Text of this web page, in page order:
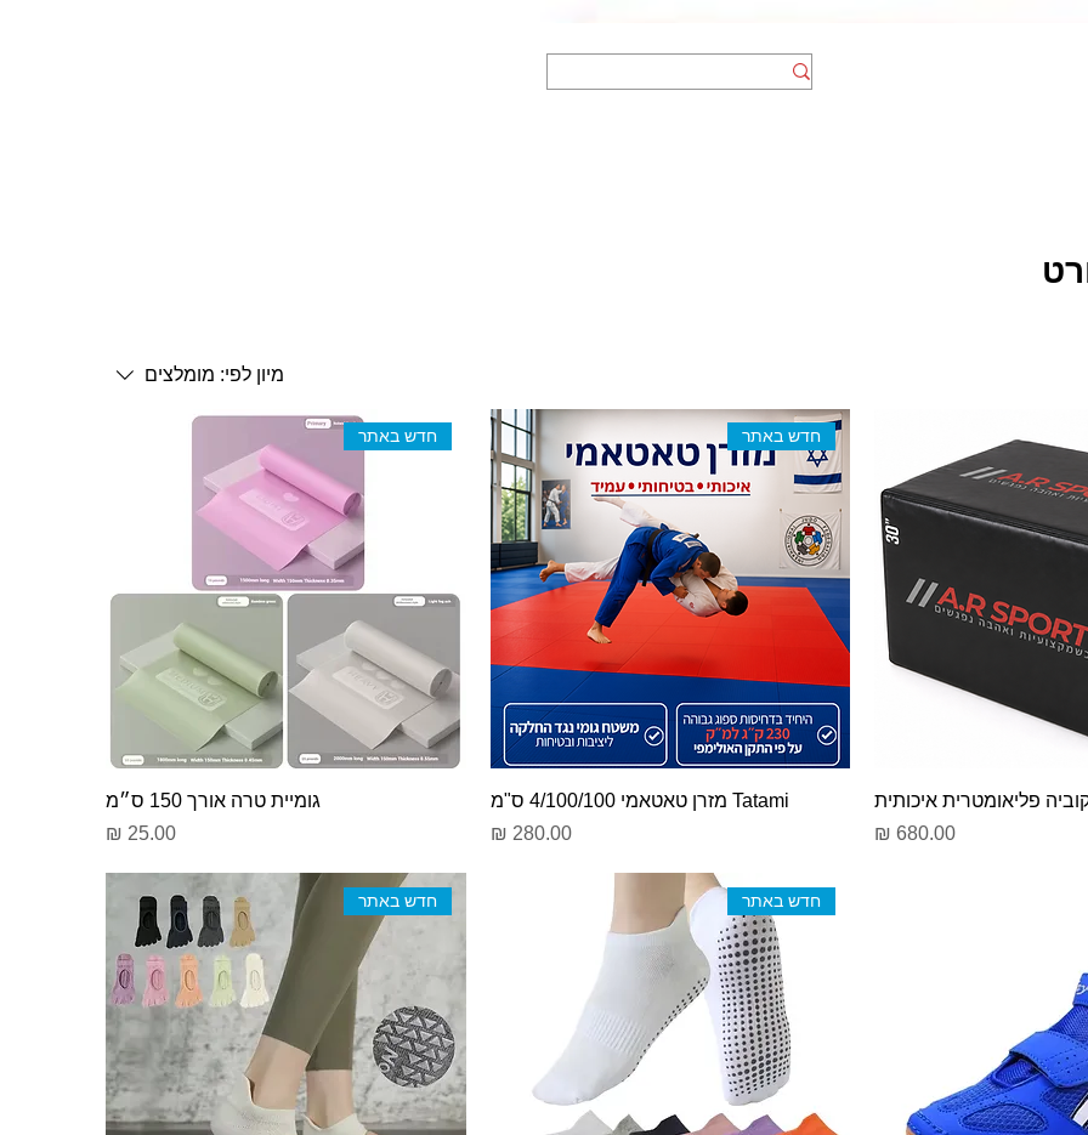
מיון לפי: מומלצים
פליאומטרית איכותית
מחיר
חדש באתר
Tatami מזרן טאטאמי 4/100/100 ס"מ
מחיר‏280.00 ‏₪
חדש באתר
גומיית טרה אורך 150 ס״מ
מחיר
חדש באתר חדש באתר